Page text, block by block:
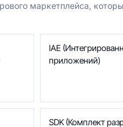
маркетплейса,
IAE
приложений)
SDK (Комплект